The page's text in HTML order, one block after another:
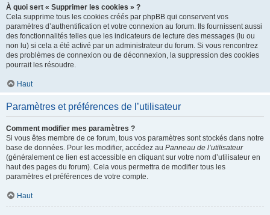
À quoi sert « Supprimer les cookies » ?
Cela supprime tous les cookies créés par phpBB qui conservent vos
paramètres d’authentification et votre connexion au forum. Ils fournissent aussi
des fonctionnalités telles que les indicateurs de lecture des messages (lu ou
non lu) si cela a été activé par un administrateur du forum. Si vous rencontrez
des problèmes de connexion ou de déconnexion, la suppression des cookies
pourrait les résoudre.
Haut
Paramètres et préférences de l’utilisateur
Comment modifier mes paramètres ?
Si vous êtes membre de ce forum, tous vos paramètres sont stockés dans notre
base de données. Pour les modifier, accédez au Panneau de l’utilisateur
(généralement ce lien est accessible en cliquant sur votre nom d’utilisateur en
haut des pages du forum). Cela vous permettra de modifier tous les
paramètres et préférences de votre compte.
Haut